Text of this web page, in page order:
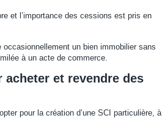
et l’importance des cessions est pris en
un bien immobilier sans
à un acte de commerce.
et revendre des
pour la création d’une SCI particulière, à